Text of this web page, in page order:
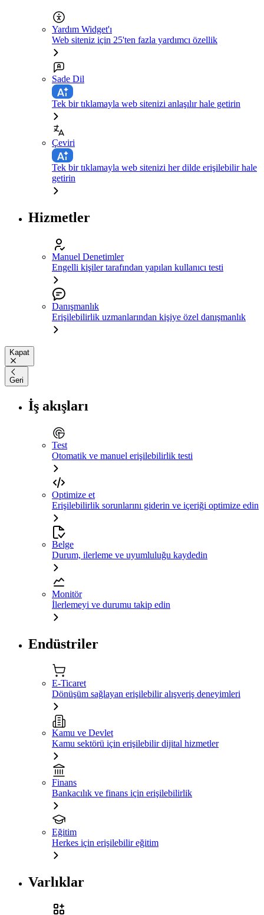
Yardım Widget'ı
Web siteniz için 25'ten fazla yardımcı özellik
Sade Dil
Tek bir tıklamayla web sitenizi anlaşılır hale getirin
Çeviri
Tek bir tıklamayla web sitenizi her dilde erişilebilir hale
getirin
Hizmetler
Manuel Denetimler
Engelli kişiler tarafından yapılan kullanıcı testi
Danışmanlık
Erişilebilirlik uzmanlarından kişiye özel danışmanlık
Kapat
Geri
İş akışları
Test
Otomatik ve manuel erişilebilirlik testi
Optimize et
Erişilebilirlik sorunlarını giderin ve içeriği optimize edin
Belge
Durum, ilerleme ve uyumluluğu kaydedin
Monitör
İlerlemeyi ve durumu takip edin
Endüstriler
E-Ticaret
Dönüşüm sağlayan erişilebilir alışveriş deneyimleri
Kamu ve Devlet
Kamu sektörü için erişilebilir dijital hizmetler
Finans
Bankacılık ve finans için erişilebilirlik
Eğitim
Herkes için erişilebilir eğitim
Varlıklar